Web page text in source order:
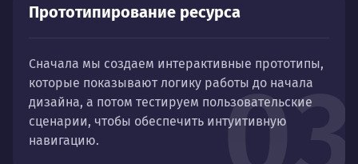
Прототипирование ресурса
Сначала мы создаем интерактивные прототипы,
которые показывают логику работы до начала
дизайна, а потом тестируем пользовательские
сценарии, чтобы обеспечить интуитивную
навигацию.